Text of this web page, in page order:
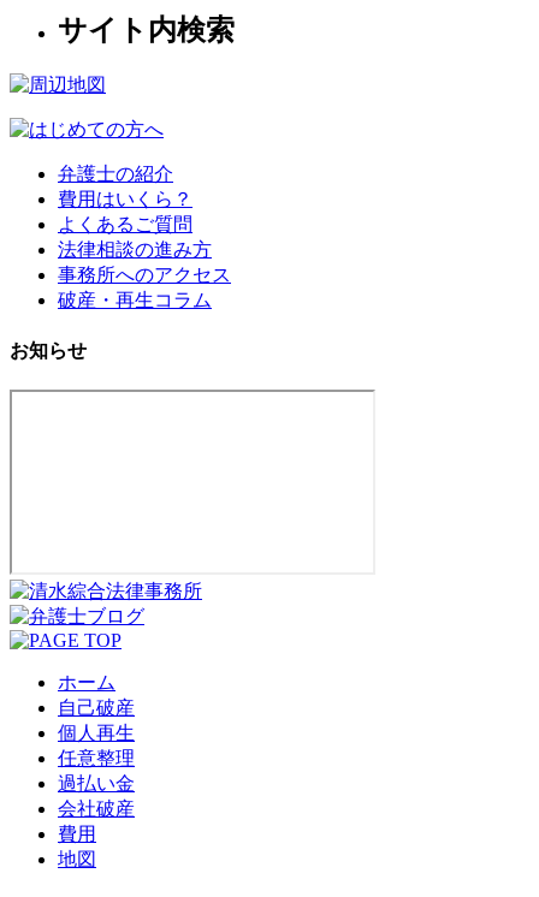
サイト内検索
弁護士の紹介
費用はいくら？
よくあるご質問
法律相談の進み方
事務所へのアクセス
破産・再生コラム
お知らせ
ホーム
自己破産
個人再生
任意整理
過払い金
会社破産
費用
地図